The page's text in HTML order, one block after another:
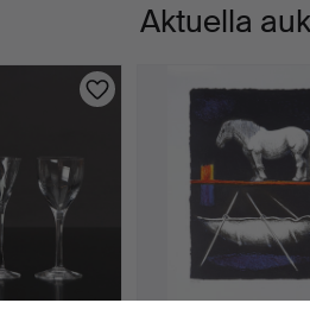
Aktuella